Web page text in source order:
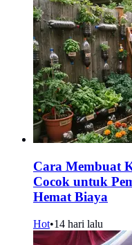
Cara Membuat
Cocok untuk
Hemat Biaya
Hot•14 hari lalu